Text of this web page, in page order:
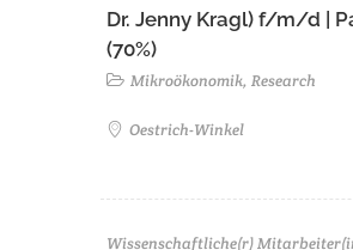
Dr. Jenny Kragl) f/m/d |
(70%)
Mikroökonomik, Research
Oestrich-Winkel
Wissenschaftliche(r)